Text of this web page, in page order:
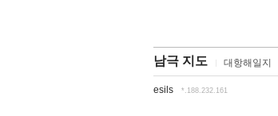
남극 지도 대항해일지
esils *.188.232.161